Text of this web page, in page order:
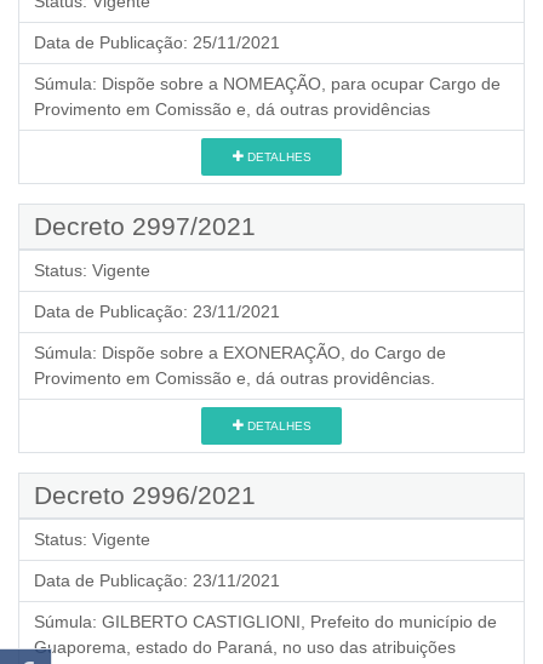
Data de Publicação: 25/11/2021
Súmula: Dispõe sobre a NOMEAÇÃO, para ocupar Cargo de
Provimento em Comissão e, dá outras providências
DETALHES
Decreto 2997/2021
Status: Vigente
Data de Publicação: 23/11/2021
Súmula: Dispõe sobre a EXONERAÇÃO, do Cargo de
Provimento em Comissão e, dá outras providências.
DETALHES
Decreto 2996/2021
Status: Vigente
Data de Publicação: 23/11/2021
Súmula: GILBERTO CASTIGLIONI, Prefeito do município de
Guaporema, estado do Paraná, no uso das atribuições